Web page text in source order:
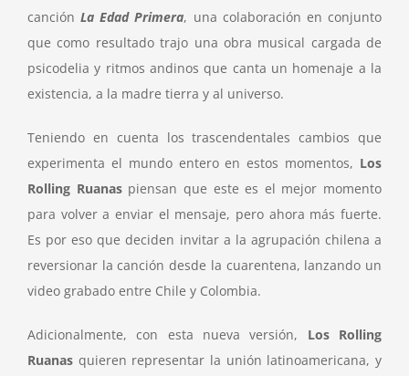
canciónLa Edad Primera, una colaboración en conjunto
que como resultado trajo una obra musical cargada de
psicodelia y ritmos andinos que canta un homenaje a la
existencia, a la madre tierra y al universo.
Teniendo en cuenta los trascendentales cambios que
experimenta el mundo entero en estos momentos, Los
Rolling Ruanaspiensan que este es el mejor momento
para volver a enviar el mensaje, pero ahora más fuerte.
Es por eso que deciden invitar a la agrupación chilena a
reversionar la canción desde la cuarentena, lanzando un
video grabado entre Chile y Colombia.
Adicionalmente, con esta nueva versión, Los Rolling
Ruanas quieren representar la unión latinoamericana, y